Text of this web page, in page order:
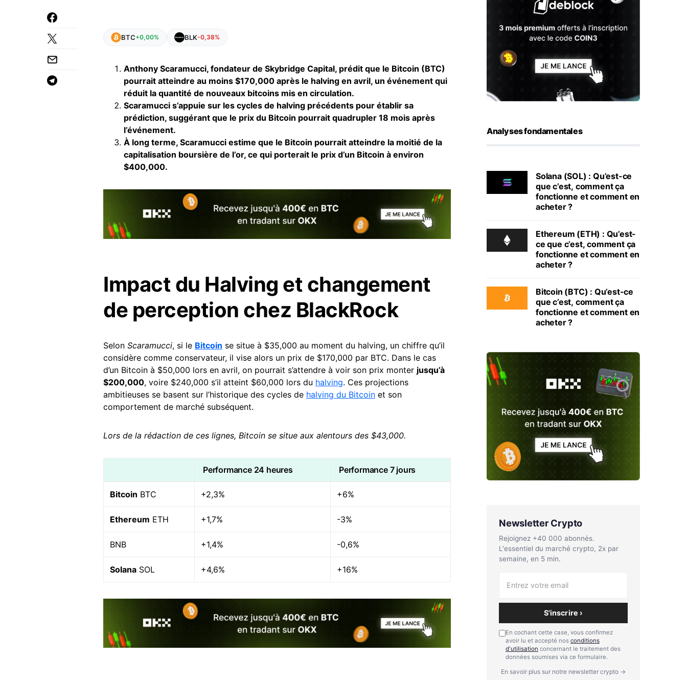
BTC+0,00% BLK-0,38%
Anthony Scaramucci, fondateur de Skybridge Capital, prédit que le Bitcoin (BTC)
pourrait atteindre au moins $170,000 après le halving en avril, un événement qui
réduit la quantité de nouveaux bitcoins mis en circulation.
Scaramucci s’appuie sur les cycles de halving précédents pour établir sa
prédiction, suggérant que le prix du Bitcoin pourrait quadrupler 18 mois après
l’événement.
À long terme, Scaramucci estime que le Bitcoin pourrait atteindre la moitié de la
capitalisation boursière de l’or, ce qui porterait le prix d’un Bitcoin à environ
$400,000.
Impact du Halving et changement
de perception chez BlackRock
Selon Scaramucci, si le Bitcoin se situe à $35,000 au moment du halving, un chiffre qu’il
considère comme conservateur, il vise alors un prix de $170,000 par BTC. Dans le cas
d’un Bitcoin à $50,000 lors en avril, on pourrait s’attendre à voir son prix monter jusqu’à
$200,000, voire $240,000 s’il atteint $60,000 lors du halving. Ces projections
ambitieuses se basent sur l’historique des cycles de halving du Bitcoin et son
comportement de marché subséquent.
Lors de la rédaction de ces lignes, Bitcoin se situe aux alentours des $43,000.
Performance 24 heures Performance 7 jours
Bitcoin BTC +2,3% +6%
Ethereum ETH +1,7% -3%
BNB +1,4% -0,6%
Solana SOL +4,6% +16%
Analyses fondamentales
Solana (SOL) : Qu’est-ce
que c’est, comment ça
fonctionne et comment en
acheter ?
Ethereum (ETH) : Qu’est-
ce que c’est, comment ça
fonctionne et comment en
acheter ?
Bitcoin (BTC) : Qu’est-ce
que c’est, comment ça
fonctionne et comment en
acheter ?
Newsletter Crypto
Rejoignez +40 000 abonnés.
L'essentiel du marché crypto, 2x par
semaine, en 5 min.
S'inscrire ›
En cochant cette case, vous confirmez
avoir lu et accepté nos conditions
d'utilisation concernant le traitement des
données soumises via ce formulaire.
En savoir plus sur notre newsletter crypto →